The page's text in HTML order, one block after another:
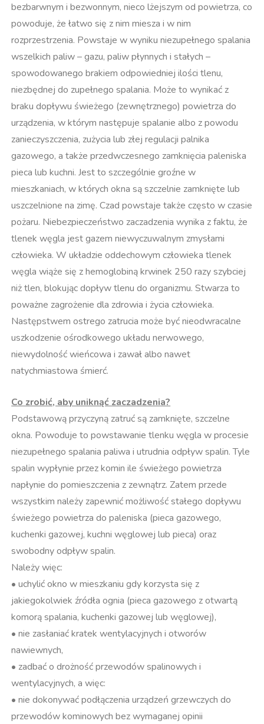
bezbarwnym i bezwonnym, nieco lżejszym od powietrza, co
powoduje, że łatwo się z nim miesza i w nim
rozprzestrzenia. Powstaje w wyniku niezupełnego spalania
wszelkich paliw – gazu, paliw płynnych i stałych –
spowodowanego brakiem odpowiedniej ilości tlenu,
niezbędnej do zupełnego spalania. Może to wynikać z
braku dopływu świeżego (zewnętrznego) powietrza do
urządzenia, w którym następuje spalanie albo z powodu
zanieczyszczenia, zużycia lub złej regulacji palnika
gazowego, a także przedwczesnego zamknięcia paleniska
pieca lub kuchni. Jest to szczególnie groźne w
mieszkaniach, w których okna są szczelnie zamknięte lub
uszczelnione na zimę. Czad powstaje także często w czasie
pożaru. Niebezpieczeństwo zaczadzenia wynika z faktu, że
tlenek węgla jest gazem niewyczuwalnym zmysłami
człowieka. W układzie oddechowym człowieka tlenek
węgla wiąże się z hemoglobiną krwinek 250 razy szybciej
niż tlen, blokując dopływ tlenu do organizmu. Stwarza to
poważne zagrożenie dla zdrowia i życia człowieka.
Następstwem ostrego zatrucia może być nieodwracalne
uszkodzenie ośrodkowego układu nerwowego,
niewydolność wieńcowa i zawał albo nawet
natychmiastowa śmierć.
Co zrobić, aby uniknąć zaczadzenia?
Podstawową przyczyną zatruć są zamknięte, szczelne
okna. Powoduje to powstawanie tlenku węgla w procesie
niezupełnego spalania paliwa i utrudnia odpływ spalin. Tyle
spalin wypłynie przez komin ile świeżego powietrza
napłynie do pomieszczenia z zewnątrz. Zatem przede
wszystkim należy zapewnić możliwość stałego dopływu
świeżego powietrza do paleniska (pieca gazowego,
kuchenki gazowej, kuchni węglowej lub pieca) oraz
swobodny odpływ spalin.
Należy więc:
• uchylić okno w mieszkaniu gdy korzysta się z
jakiegokolwiek źródła ognia (pieca gazowego z otwartą
komorą spalania, kuchenki gazowej lub węglowej),
• nie zasłaniać kratek wentylacyjnych i otworów
nawiewnych,
• zadbać o drożność przewodów spalinowych i
wentylacyjnych, a więc:
• nie dokonywać podłączenia urządzeń grzewczych do
przewodów kominowych bez wymaganej opinii